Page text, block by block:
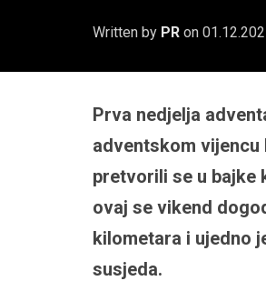
Written by PR on
Prva nedjelja
adventskom
pretvorili se u bajke
ovaj se vikend
kilometara i ujedno
susjeda.